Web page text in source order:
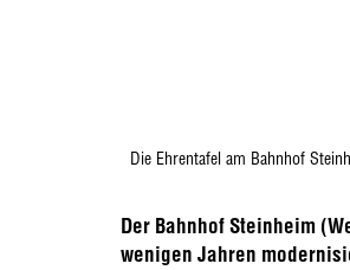
Die Ehrentafel am Bahnhof
Der Bahnhof Steinheim
wenigen Jahren